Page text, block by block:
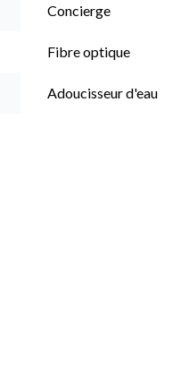
Concierge
Fibre optique
Adoucisseur d'eau